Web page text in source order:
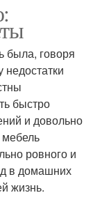
была, говоря
быстро
и довольно
ровного и
в домашних
жизнь.